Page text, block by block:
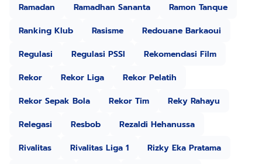
Ramadan
Ramadhan Sananta
Ramon Tanque
Ranking Klub
Rasisme
Redouane Barkaoui
Regulasi
Regulasi PSSI
Rekomendasi Film
Rekor
Rekor Liga
Rekor Pelatih
Rekor Sepak Bola
Rekor Tim
Reky Rahayu
Relegasi
Resbob
Rezaldi Hehanussa
Rivalitas
Rivalitas Liga 1
Rizky Eka Pratama